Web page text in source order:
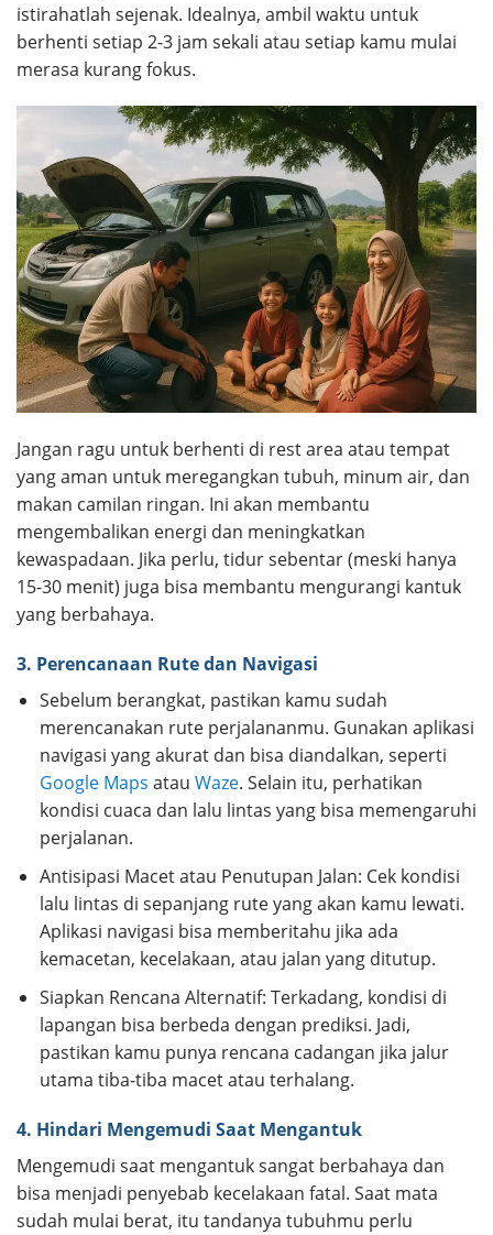
istirahatlah sejenak. Idealnya, ambil waktu untuk
berhenti setiap 2-3 jam sekali atau setiap kamu mulai
merasa kurang fokus.
Jangan ragu untuk berhenti di rest area atau tempat
yang aman untuk meregangkan tubuh, minum air, dan
makan camilan ringan. Ini akan membantu
mengembalikan energi dan meningkatkan
kewaspadaan. Jika perlu, tidur sebentar (meski hanya
15-30 menit) juga bisa membantu mengurangi kantuk
yang berbahaya.
3. Perencanaan Rute dan Navigasi
Sebelum berangkat, pastikan kamu sudah
merencanakan rute perjalananmu. Gunakan aplikasi
navigasi yang akurat dan bisa diandalkan, seperti
Google Maps atau Waze. Selain itu, perhatikan
kondisi cuaca dan lalu lintas yang bisa memengaruhi
perjalanan.
Antisipasi Macet atau Penutupan Jalan: Cek kondisi
lalu lintas di sepanjang rute yang akan kamu lewati.
Aplikasi navigasi bisa memberitahu jika ada
kemacetan, kecelakaan, atau jalan yang ditutup.
Siapkan Rencana Alternatif: Terkadang, kondisi di
lapangan bisa berbeda dengan prediksi. Jadi,
pastikan kamu punya rencana cadangan jika jalur
utama tiba-tiba macet atau terhalang.
4. Hindari Mengemudi Saat Mengantuk
Mengemudi saat mengantuk sangat berbahaya dan
bisa menjadi penyebab kecelakaan fatal. Saat mata
sudah mulai berat, itu tandanya tubuhmu perlu